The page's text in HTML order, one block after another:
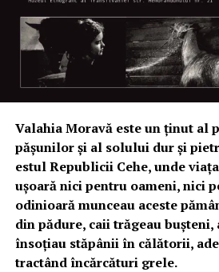
Valahia Moravă este un ținut al
pășunilor și al solului dur și
estul Republicii Cehe, unde
ușoară nici pentru oameni, nici
odinioară munceau aceste
din pădure, caii trăgeau
însoțiau stăpânii în călătorii,
tractând încărcături grele.